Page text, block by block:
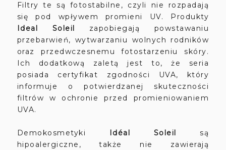
Filtry te są fotostabilne, czyli nie rozpadają
się pod wpływem promieni UV.
Produkty
Ideal Soleil
zapobiegają powstawaniu
przebarwień, wytwarzaniu wolnych rodników
oraz przedwczesnemu fotostarzeniu skóry.
Ich dodatkową zaletą jest to, że seria
posiada certyfikat zgodności UVA, który
informuje o potwierdzanej skuteczności
filtrów w ochronie przed promieniowaniem
UVA.
Demokosmetyki Idéal Soleil
są
hipoalergiczne, także nie zawierają